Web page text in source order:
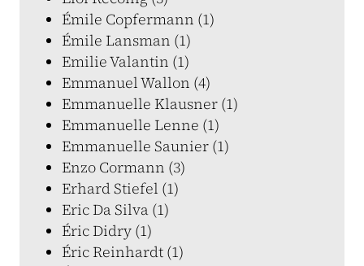
Émile Copfermann (1)
Émile Lansman (1)
Emilie Valantin (1)
Emmanuel Wallon (4)
Emmanuelle Klausner (1)
Emmanuelle Lenne (1)
Emmanuelle Saunier (1)
Enzo Cormann (3)
Erhard Stiefel (1)
Eric Da Silva (1)
Éric Didry (1)
Éric Reinhardt (1)